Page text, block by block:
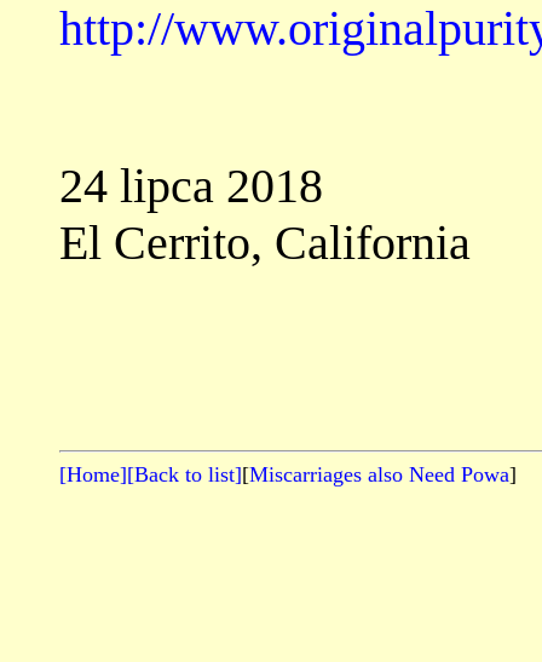
http://
24 lipca 2018
El Cerrito, California
[Home][Back to list][Miscarriages also Need Powa]